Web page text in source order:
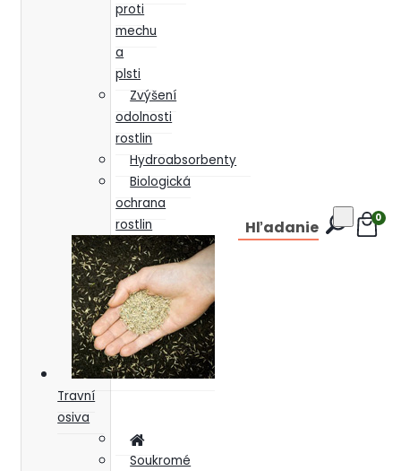
proti
mechu
a
plsti
Zvýšení
odolnosti
rostlin
Hydroabsorbenty
Biologická
ochrana
rostlin
Travní
osiva
Soukromé
Hľadanie 0